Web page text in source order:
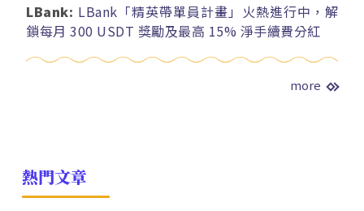
LBank: LBank「精英帶單員計畫」火熱進行中，解
鎖每月 300 USDT 獎勵及最高 15% 淨手續費分紅
more
熱門文章